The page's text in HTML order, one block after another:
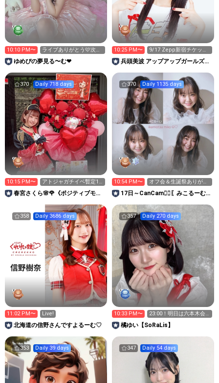
10:10 PM〜
ライブありがとう🩷次
16（日）名古屋遠征🔥
ゆめぴの夢見る〜む❤︎
10:25 PM〜
9/17 Zepp新宿チケット
販売中
兵頭美波 アップアップガールズ
370 Daily 718 days
10:15 PM〜
アトジャガチイベ暫定1
位！🔥本当にありがと
う！😭
春宮さくら🌸🌹《ポジティブモン
370 Daily 1135 days
10:54 PM〜
オフ会＆生誕祭ありがと
でした🌻
17日～CanCam❤️‍🔥〖みこるーむ🧸
358 Daily 3686 days
11:02 PM〜 Live!
北海道の信野さんですよるーむ♡
357 Daily 270 days
10:33 PM〜
23:00！明日は六本木会
おうね💕︎
橘ゆい【SoRaLis】
353 Daily 39 days 347 Daily 54 days